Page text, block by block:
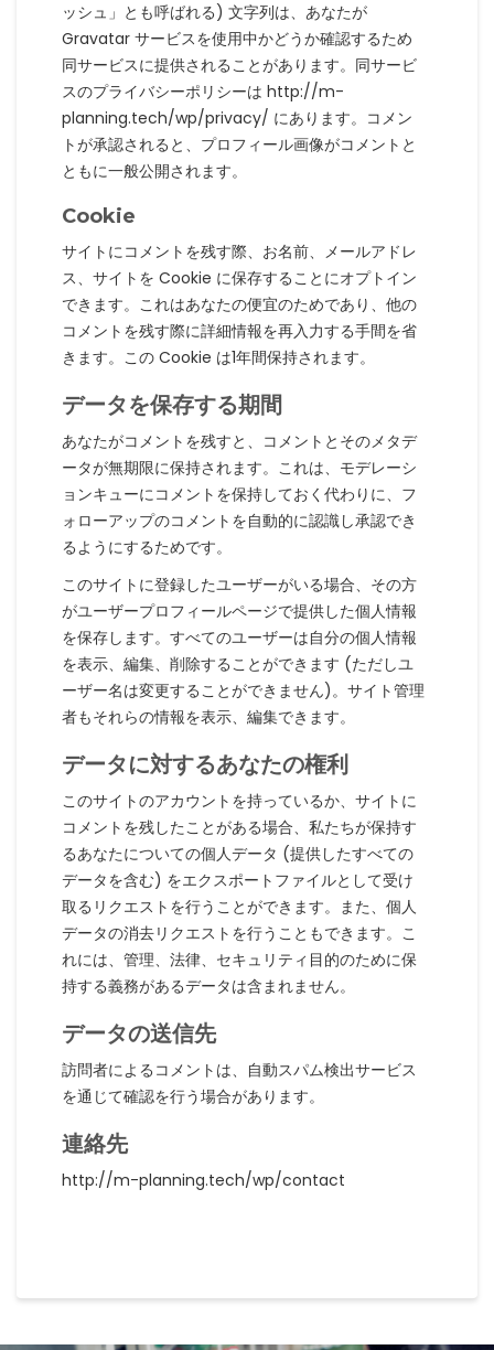
ッシュ」とも呼ばれる) 文字列は、あなたが
Gravatar サービスを使用中かどうか確認するため
同サービスに提供されることがあります。同サービ
スのプライバシーポリシーは http://m-
planning.tech/wp/privacy/ にあります。コメン
トが承認されると、プロフィール画像がコメントと
ともに一般公開されます。
Cookie
サイトにコメントを残す際、お名前、メールアドレ
ス、サイトを Cookie に保存することにオプトイン
できます。これはあなたの便宜のためであり、他の
コメントを残す際に詳細情報を再入力する手間を省
きます。この Cookie は1年間保持されます。
データを保存する期間
あなたがコメントを残すと、コメントとそのメタデ
ータが無期限に保持されます。これは、モデレーシ
ョンキューにコメントを保持しておく代わりに、フ
ォローアップのコメントを自動的に認識し承認でき
るようにするためです。
このサイトに登録したユーザーがいる場合、その方
がユーザープロフィールページで提供した個人情報
を保存します。すべてのユーザーは自分の個人情報
を表示、編集、削除することができます (ただしユ
ーザー名は変更することができません)。サイト管理
者もそれらの情報を表示、編集できます。
データに対するあなたの権利
このサイトのアカウントを持っているか、サイトに
コメントを残したことがある場合、私たちが保持す
るあなたについての個人データ (提供したすべての
データを含む) をエクスポートファイルとして受け
取るリクエストを行うことができます。また、個人
データの消去リクエストを行うこともできます。こ
れには、管理、法律、セキュリティ目的のために保
持する義務があるデータは含まれません。
データの送信先
訪問者によるコメントは、自動スパム検出サービス
を通じて確認を行う場合があります。
連絡先
http://m-planning.tech/wp/contact